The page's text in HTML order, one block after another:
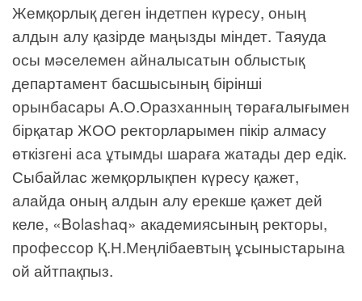
Жемқорлық деген індетпен күресу, оның
алдын алу қазірде маңызды міндет. Таяуда
осы мәселемен айналысатын облыстық
департамент басшысының бірінші
орынбасары А.О.Оразханның төрағалығымен
бірқатар ЖОО ректорларымен пікір алмасу
өткізгені аса ұтымды шараға жатады дер едік.
Сыбайлас жемқорлықпен күресу қажет,
алайда оның алдын алу ерекше қажет дей
келе, «Bolashaq» академиясының ректоры,
профессор Қ.Н.Меңлібаевтың ұсыныстарына
ой айтпақпыз.